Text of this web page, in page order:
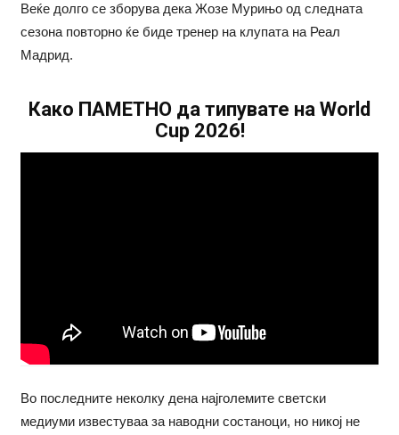
Веќе долго се зборува дека Жозе Мурињо од следната
сезона повторно ќе биде тренер на клупата на Реал
Мадрид.
Како ПАМЕТНО да типувате на World
Cup 2026!
Во последните неколку дена најголемите светски
медиуми известуваа за наводни состаноци, но никој не